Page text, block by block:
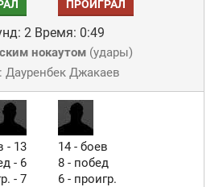
ПРОИГРАЛ
2 Время: 0:49
нокаутом(удары)
Дауренбек Джакаев
- 13
- 6
- 7
14 - боев
8 - побед
6 - проигр.